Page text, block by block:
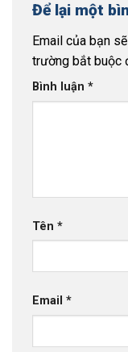
Để lại một
Email của bạn
trường bắt buộc
Bình luận *
Tên *
Email *